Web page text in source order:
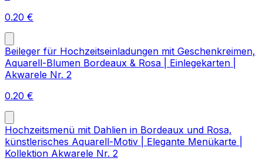
0.20 €
Beileger für Hochzeitseinladungen mit Geschenkreimen,
Aquarell-Blumen Bordeaux & Rosa | Einlegekarten |
Akwarele Nr. 2
0.20 €
Hochzeitsmenü mit Dahlien in Bordeaux und Rosa,
künstlerisches Aquarell-Motiv | Elegante Menükarte |
Kollektion Akwarele Nr. 2